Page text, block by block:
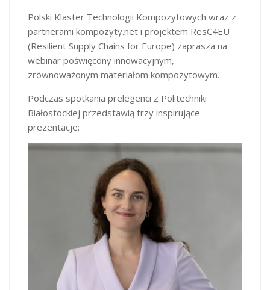
Polski Klaster Technologii Kompozytowych wraz z
partnerami kompozyty.net i projektem ResC4EU
(Resilient Supply Chains for Europe) zaprasza na
webinar poświęcony innowacyjnym,
zrównoważonym materiałom kompozytowym.
Podczas spotkania prelegenci z Politechniki
Białostockiej przedstawią trzy inspirujące
prezentacje: